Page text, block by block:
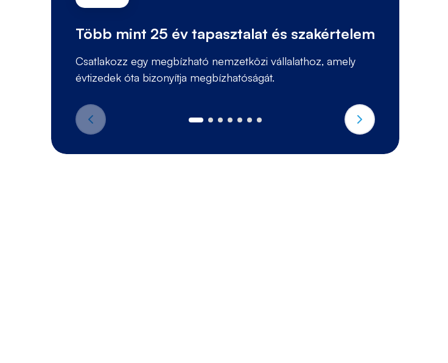
Több mint 25 év tapasztalat és szakértelem
Csatlakozz egy megbízható nemzetközi vállalathoz, amely
évtizedek óta bizonyítja megbízhatóságát.